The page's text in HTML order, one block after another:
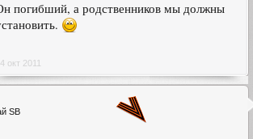
погибший, а родственников мы должны
окт 2011
SB